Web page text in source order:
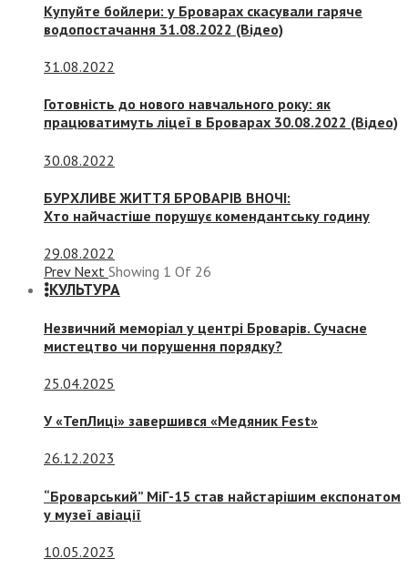
Купуйте бойлери: у Броварах скасували гаряче
водопостачання 31.08.2022 (Відео)
31.08.2022
Готовність до нового навчального року: як
працюватимуть ліцеї в Броварах 30.08.2022 (Відео)
30.08.2022
БУРХЛИВЕ ЖИТТЯ БРОВАРІВ ВНОЧІ:
Хто найчастіше порушує комендантську годину
29.08.2022
Prev Next Showing 1 Of 26
КУЛЬТУРА
Незвичний меморіал у центрі Броварів. Сучасне
мистецтво чи порушення порядку?
25.04.2025
У «ТепЛиці» завершився «Медяник Fest»
26.12.2023
“Броварський” МіГ-15 став найстарішим експонатом
у музеї авіації
10.05.2023